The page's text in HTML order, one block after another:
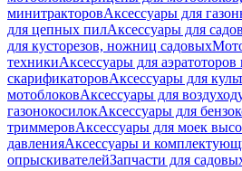
минитракторовАксессуары для
для цепных пилАксессуары для
для кусторезов, ножниц садовых
техникиАксессуары для аэратоторов
скарификаторовАксессуары для
мотоблоковАксессуары для
газонокосилокАксессуары для
триммеровАксессуары для моек
давленияАксессуары и
опрыскивателейЗапчасти для